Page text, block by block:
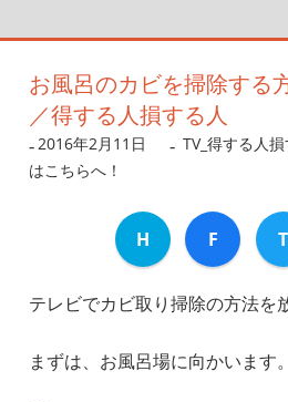
お風呂のカビを掃除する
／得する人損する人
2016年2月11日 nanigoto
TV_得する人
はこちらへ！
H F T
テレビでカビ取り掃除の方法を
まずは、お風呂場に向かいます。